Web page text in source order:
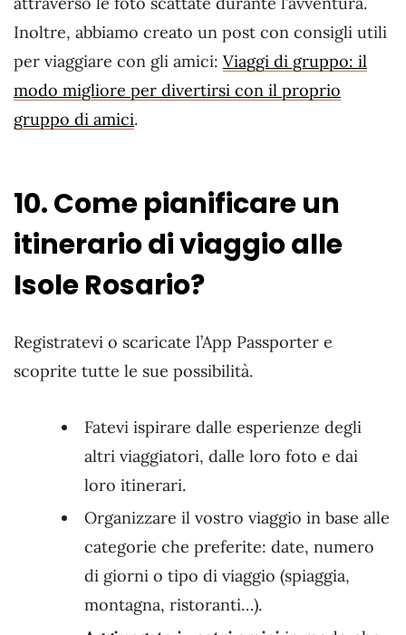
Inoltre, abbiamo creato un post con consigli utili
per viaggiare con gli amici: Viaggi di gruppo: il
modo migliore per divertirsi con il proprio
gruppo di amici.
10. Come pianificare un
itinerario di viaggio alle
Isole Rosario?
Registratevi o scaricate l’App Passporter e
scoprite tutte le sue possibilità.
Fatevi ispirare dalle esperienze degli
altri viaggiatori, dalle loro foto e dai
loro itinerari.
Organizzare il vostro viaggio in base alle
categorie che preferite: date, numero
di giorni o tipo di viaggio (spiaggia,
montagna, ristoranti…).